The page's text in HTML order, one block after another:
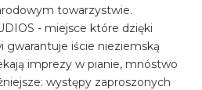
towarzystwie.
- miejsce które dzięki
gwarantuje iście nieziemską
imprezy w pianie, mnóstwo
występy zaproszonych